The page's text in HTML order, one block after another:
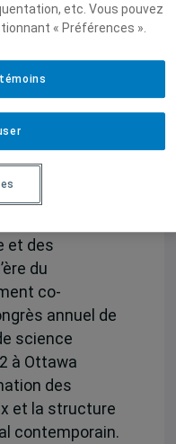
en juillet
Standing
à
elle a
sur les
trajectoires
et des
du
co-
annuel de
science
à Ottawa
des
et la structure
contemporain.
etc. Vous pouvez
« Préférences ».